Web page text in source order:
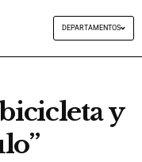
DEPARTAMENTOS
y